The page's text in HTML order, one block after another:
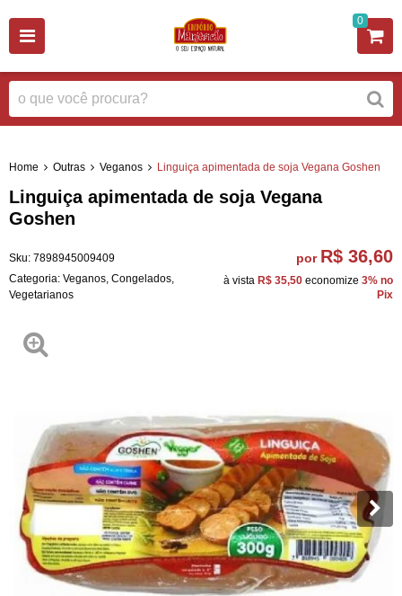
0
Home Outras Veganos Linguiça apimentada de soja Vegana Goshen
Linguiça apimentada de soja Vegana
Goshen
Sku: 7898945009409
Categoria: Veganos Congelados
Vegetarianos
por R$ 36,60
à vista R$ 35,50 economize 3% no
Pix